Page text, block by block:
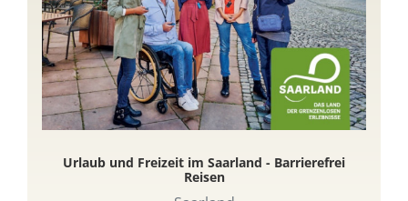
Urlaub und Freizeit im Saarland - Barrierefrei
Reisen